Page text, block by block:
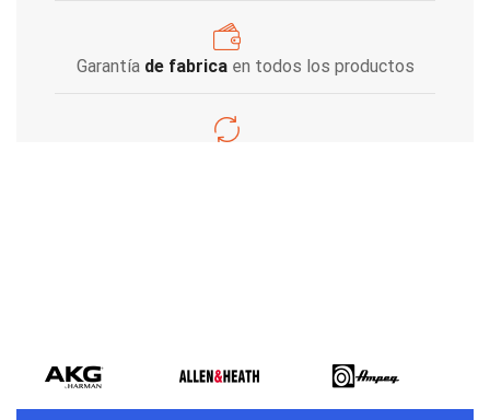
Garantía de fabricaen todos los productos